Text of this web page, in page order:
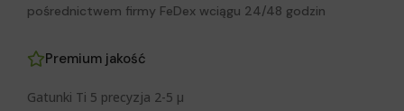
pośrednictwem firmy FeDex wciągu 24/48 godzin
Premium jakość
Gatunki Ti 5 precyzja 2-5 μ